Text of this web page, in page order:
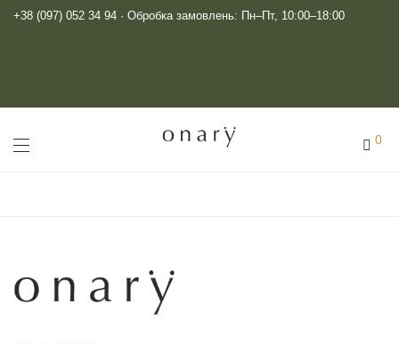
+38 (097) 052 34 94 · Обробка замовлень: Пн–Пт, 10:00–18:00
0